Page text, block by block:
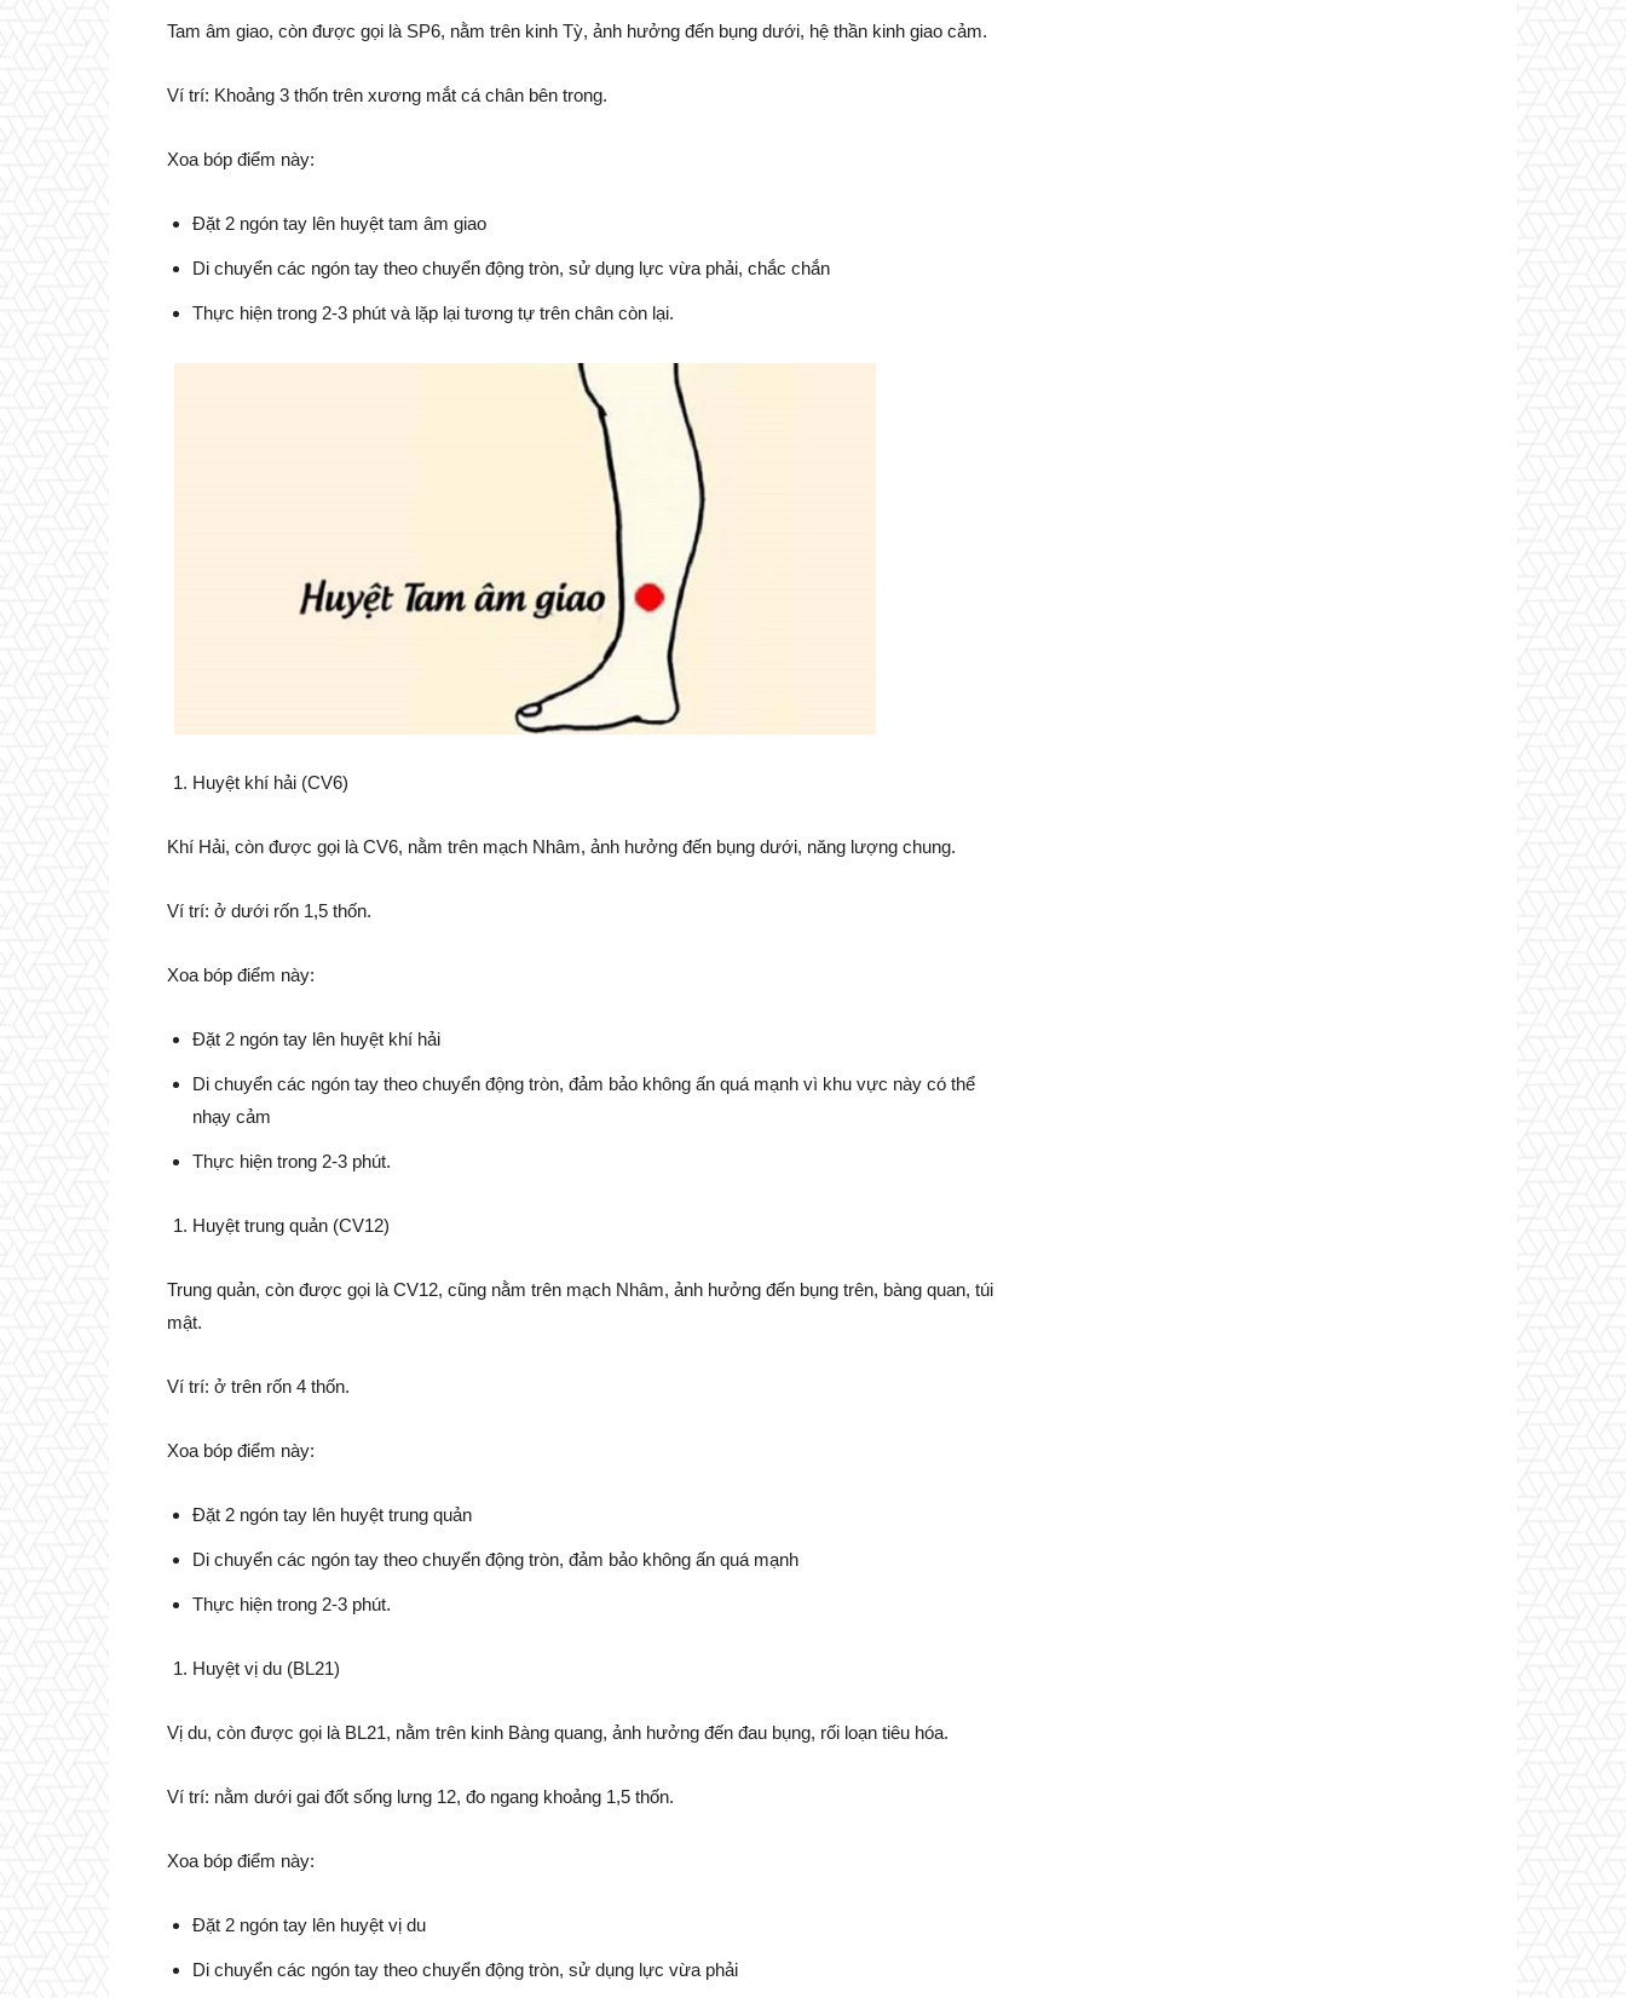
Tam âm giao, còn được gọi là SP6, nằm trên kinh Tỳ, ảnh hưởng đến bụng dưới, hệ thần kinh giao cảm.
Ví trí: Khoảng 3 thốn trên xương mắt cá chân bên trong.
Xoa bóp điểm này:
Đặt 2 ngón tay lên huyệt tam âm giao
Di chuyển các ngón tay theo chuyển động tròn, sử dụng lực vừa phải, chắc chắn
Thực hiện trong 2-3 phút và lặp lại tương tự trên chân còn lại.
Huyệt khí hải (CV6)
Khí Hải, còn được gọi là CV6, nằm trên mạch Nhâm, ảnh hưởng đến bụng dưới, năng lượng chung.
Ví trí: ở dưới rốn 1,5 thốn.
Xoa bóp điểm này:
Đặt 2 ngón tay lên huyệt khí hải
Di chuyển các ngón tay theo chuyển động tròn, đảm bảo không ấn quá mạnh vì khu vực này có thể
nhạy cảm
Thực hiện trong 2-3 phút.
Huyệt trung quản (CV12)
Trung quản, còn được gọi là CV12, cũng nằm trên mạch Nhâm, ảnh hưởng đến bụng trên, bàng quan, túi
mật.
Ví trí: ở trên rốn 4 thốn.
Xoa bóp điểm này:
Đặt 2 ngón tay lên huyệt trung quản
Di chuyển các ngón tay theo chuyển động tròn, đảm bảo không ấn quá mạnh
Thực hiện trong 2-3 phút.
Huyệt vị du (BL21)
Vị du, còn được gọi là BL21, nằm trên kinh Bàng quang, ảnh hưởng đến đau bụng, rối loạn tiêu hóa.
Ví trí: nằm dưới gai đốt sống lưng 12, đo ngang khoảng 1,5 thốn.
Xoa bóp điểm này:
Đặt 2 ngón tay lên huyệt vị du
Di chuyển các ngón tay theo chuyển động tròn, sử dụng lực vừa phải